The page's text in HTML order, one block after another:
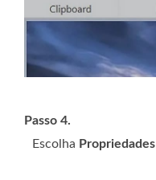
Passo 4.
Escolha Propriedades